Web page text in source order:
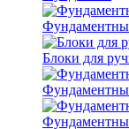
Блоки для